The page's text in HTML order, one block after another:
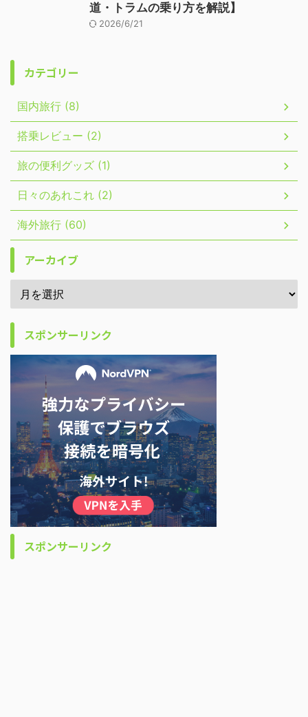
道・トラムの乗り方を解説】
2026/6/21
カテゴリー
国内旅行 (8)
搭乗レビュー (2)
旅の便利グッズ (1)
日々のあれこれ (2)
海外旅行 (60)
アーカイブ
スポンサーリンク
スポンサーリンク